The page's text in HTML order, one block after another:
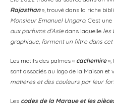
Rajasthan», trouvé dans la riche
Monsieur Emanuel Ungaro. C’est
aux parfums d’Asie dans laquelle les
graphique, forment un filtre dans
Les motifs des palmes « cachemire»,
sont associés au logo de la Maison et
matières et des couleurs par leur
Les codes de la Marque et les